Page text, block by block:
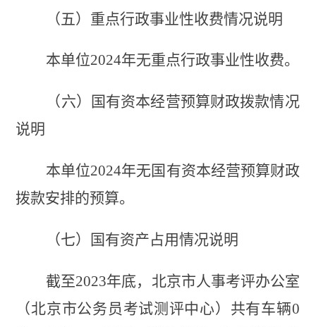
（五） 重点行政事业性收费情况说明
本单位2024年无重点行政事业性收费。
（六）国有资本经营预算财政拨款情况
说明
本单位2024年无国有资本经营预算财政
拨款安排的预算。
（七）国有资产占用情况说明
截至2023年底， 北京市人事考评办公室
（北京市公务员考试测评中心） 共有车辆0